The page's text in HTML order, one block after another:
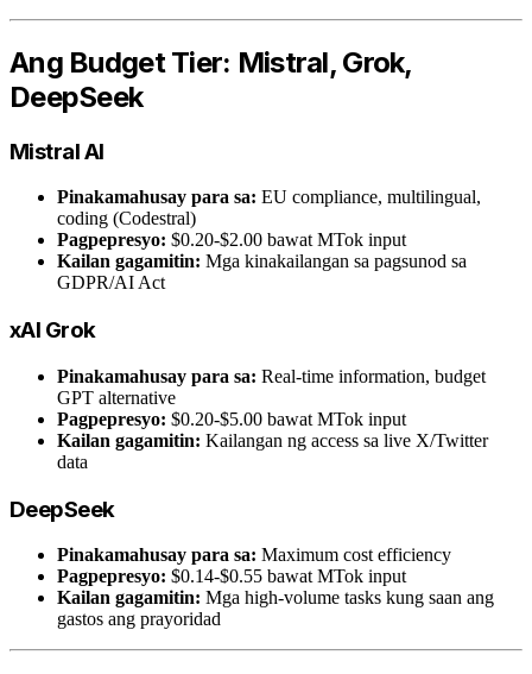
Ang Budget Tier: Mistral, Grok,
DeepSeek
Mistral AI
Pinakamahusay para sa: EU compliance, multilingual,
coding (Codestral)
Pagpepresyo: $0.20-$2.00 bawat MTok input
Kailan gagamitin: Mga kinakailangan sa pagsunod sa
GDPR/AI Act
xAI Grok
Pinakamahusay para sa: Real-time information, budget
GPT alternative
Pagpepresyo: $0.20-$5.00 bawat MTok input
Kailan gagamitin: Kailangan ng access sa live X/Twitter
data
DeepSeek
Pinakamahusay para sa: Maximum cost efficiency
Pagpepresyo: $0.14-$0.55 bawat MTok input
Kailan gagamitin: Mga high-volume tasks kung saan ang
gastos ang prayoridad